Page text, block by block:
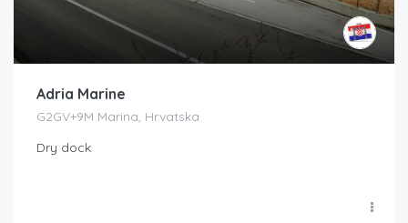
Adria Marine
G2GV+9M Marina, Hrvatska
Dry dock